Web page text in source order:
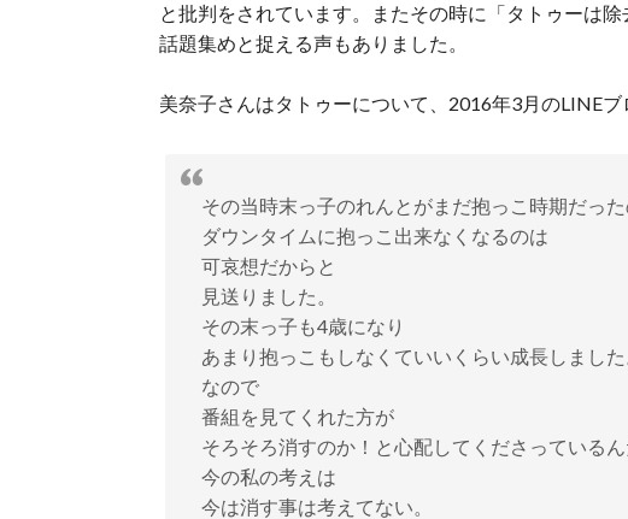
と批判をされています。またその時に「タトゥーは
話題集めと捉える声もありました。
美奈子さんはタトゥーについて、2016年3月のLINEブ
その当時末っ子のれんとがまだ抱っこ時期だっ
ダウンタイムに抱っこ出来なくなるのは
可哀想だからと
見送りました。
その末っ子も4歳になり
あまり抱っこもしなくていいくらい成長しました
なので
番組を見てくれた方が
そろそろ消すのか！と心配してくださっているん
今の私の考えは
今は消す事は考えてない。